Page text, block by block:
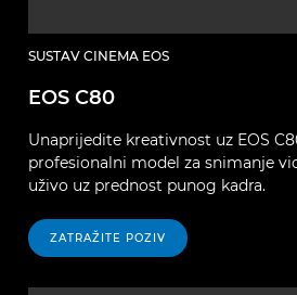
SUSTAV CINEMA EOS
EOS C80
Unaprijedite kreativnost uz EOS
profesionalni model za snimanje
uživo uz prednost punog kadra.
ZATRAŽITE POZIV